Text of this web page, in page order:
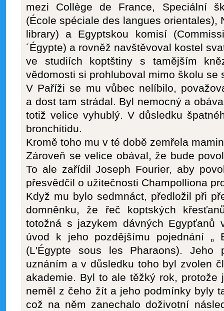
mezi Collège de France, Speciální
(École spéciale des langues orientales),
library) a Egyptskou komisí
´Égypte) a rovněž navštěvoval kostel
ve studiích koptštiny s tamějším
vědomosti si prohluboval mimo školu se
V Paříži se mu vůbec nelíbilo,
a dost tam strádal. Byl nemocný a
totiž velice vyhublý. V důsledku
bronchitidu.
Kromě toho mu v té době zemřela
Zároveň se velice obával, že bude
To ale zařídil Joseph Fourier, aby
přesvědčil o užitečnosti Champolliona
Když mu bylo sedmnáct, předložil při
domněnku, že řeč koptských
totožná s jazykem dávných Egypťanů
úvod k jeho pozdějšímu pojednání „
(L'Égypte sous les Pharaons).
uznáním a v důsledku toho byl zvolen
akademie. Byl to ale těžký rok, protože
neměl z čeho žít a jeho podmínky byly
což na něm zanechalo doživotní